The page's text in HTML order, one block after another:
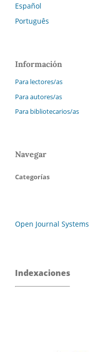
Español
Português
Información
Para lectores/as
Para autores/as
Para bibliotecarios/as
Navegar
Categorías
Open Journal Systems
Indexaciones